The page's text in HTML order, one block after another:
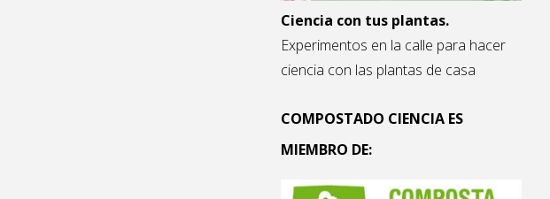
Ciencia con tus plantas.
Experimentos en la calle para hacer
ciencia con las plantas de casa
COMPOSTADO CIENCIA ES
MIEMBRO DE: